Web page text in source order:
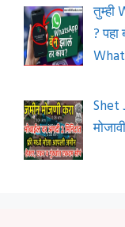
तुम्ही
?
Shet